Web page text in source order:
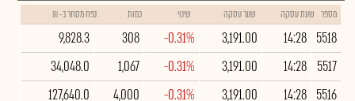
מספר שעת עסקה שער עסקה שינוי כמות נפח מסחר ב- ₪
5518
14:28
3,191.00
-0.31%
308
9,828.3
5517
14:28
3,191.00
-0.31%
1,067
34,048.0
5516
14:28
3,191.00
-0.31%
4,000
127,640.0